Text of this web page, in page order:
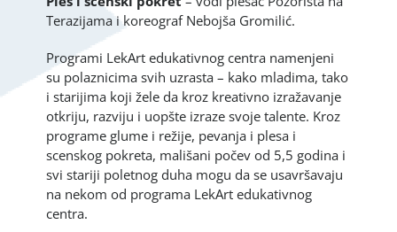
Terazijama i koreograf Nebojša Gromilić.
Programi LekArt edukativnog centra namenjeni
su polaznicima svih uzrasta – kako mladima, tako
i starijima koji žele da kroz kreativno izražavanje
otkriju, razviju i uopšte izraze svoje talente. Kroz
programe glume i režije, pevanja i plesa i
scenskog pokreta, mališani počev od 5,5 godina i
svi stariji poletnog duha mogu da se usavršavaju
na nekom od programa LekArt edukativnog
centra.